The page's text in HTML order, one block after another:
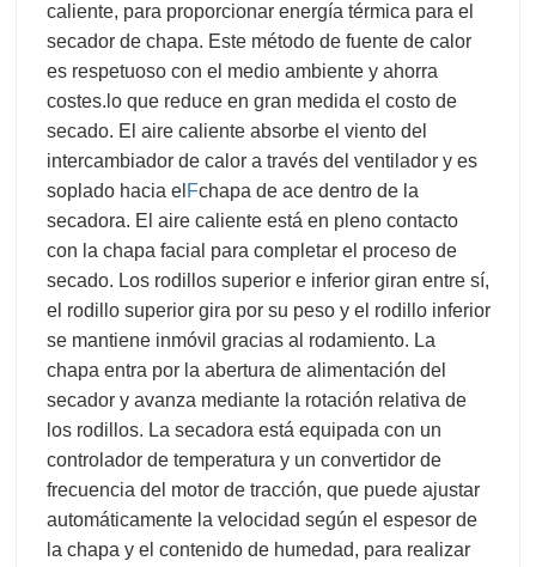
caliente, para proporcionar energía térmica para el
secador de chapa. Este método de fuente de calor
es respetuoso con el medio ambiente y ahorra
costes. lo que reduce en gran medida el costo de
secado. El aire caliente absorbe el viento del
intercambiador de calor a través del ventilador y es
soplado hacia el Fchapa de ace dentro de la
secadora. El aire caliente está en pleno contacto
con la chapa facial para completar el proceso de
secado. Los rodillos superior e inferior giran entre sí,
el rodillo superior gira por su peso y el rodillo inferior
se mantiene inmóvil gracias al rodamiento. La
chapa entra por la abertura de alimentación del
secador y avanza mediante la rotación relativa de
los rodillos. La secadora está equipada con un
controlador de temperatura y un convertidor de
frecuencia del motor de tracción, que puede ajustar
automáticamente la velocidad según el espesor de
la chapa y el contenido de humedad, para realizar